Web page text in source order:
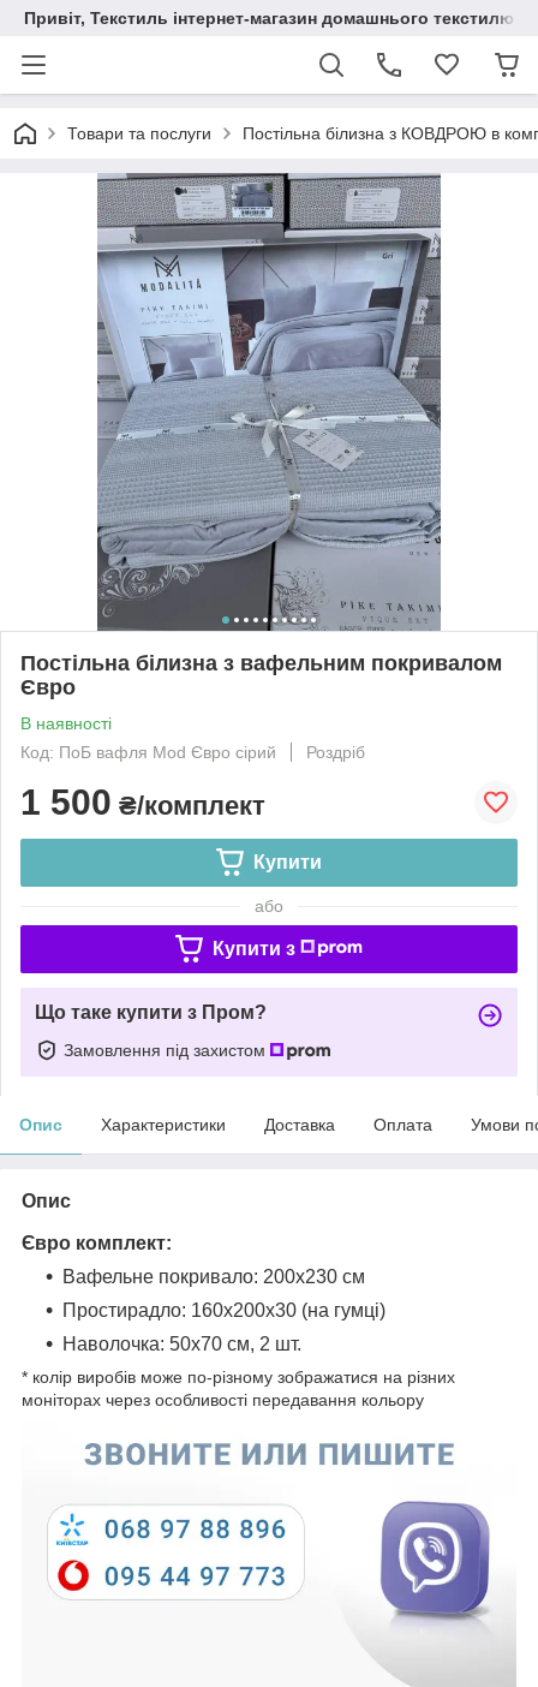
Привіт, Текстиль інтернет-магазин домашнього текстилю
Товари та послуги Постільна білизна з КОВДРОЮ в
Постільна білизна з вафельним покривалом
Євро
В наявності
Код: ПоБ вафля Mod Євро сірий
Роздріб
1 500 ₴/комплект
Купити
або
Купити з
Що таке купити з Пром?
Замовлення під захистом
Опис Характеристики Доставка Оплата Умови
Опис
Євро комплект:
Вафельне покривало: 200х230 см
Простирадло: 160х200х30 (на гумці)
Наволочка: 50x70 см, 2 шт.
* колір виробів може по-різному зображатися на різних
моніторах через особливості передавання кольору